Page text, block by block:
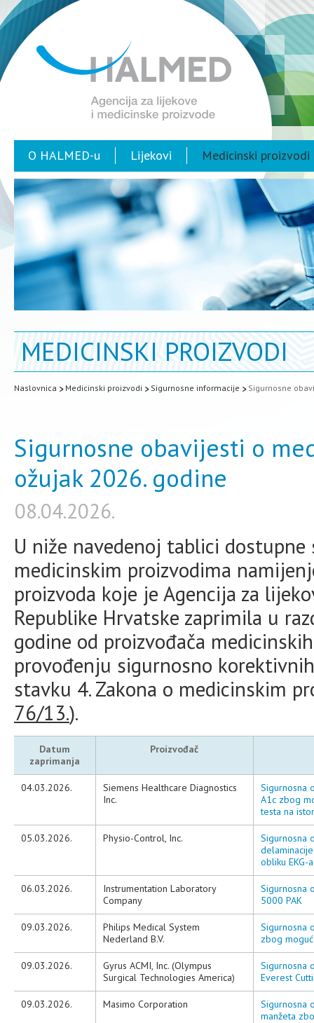
O HALMED-u Lijekovi Medicinski proizvodi
MEDICINSKI PROIZVODI
Naslovnica Medicinski proizvodi Sigurnosne informacije Sigurnosne
Sigurnosne obavijesti o
ožujak 2026. godine
08.04.2026.
U niže navedenoj tablici
medicinskim proizvodima
proizvoda koje je Agencija za
Republike Hrvatske zaprimila u
godine od proizvođača
provođenju sigurnosno
stavku 4. Zakona o medicinskim
76/13.).
Datum
zaprimanja
Proizvođač
04.03.2026.
Siemens Healthcare Diagnostics
Inc.
Sigurnosna
A1c zbog
testa na
05.03.2026. Physio-Control, Inc.
Sigurnosna
obliku EKG-a
06.03.2026.
Instrumentation Laboratory
Company
Sigurnosna
5000 PAK
09.03.2026.
Philips Medical System
Nederland B.V.
Sigurnosna
zbog
09.03.2026.
Gyrus ACMI, Inc. (Olympus
Surgical Technologies America)
Sigurnosna
Everest
09.03.2026. Masimo Corporation
Sigurnosna
manžeta